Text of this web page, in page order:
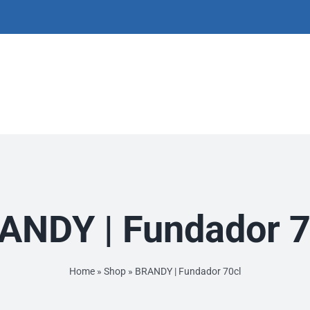
| Fundador
Home » Shop » BRANDY | Fundador 70cl